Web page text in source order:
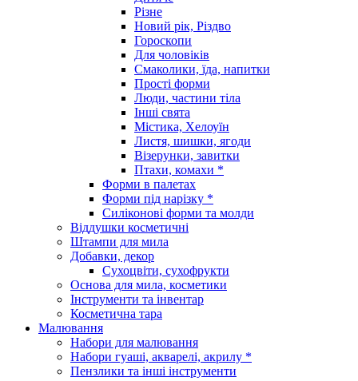
Різне
Новий рік, Різдво
Гороскопи
Для чоловіків
Смаколики, їда, напитки
Прості форми
Люди, частини тіла
Інші свята
Містика, Хелоуїн
Листя, шишки, ягоди
Візерунки, завитки
Птахи, комахи *
Форми в палетах
Форми під нарізку *
Силіконові форми та молди
Віддушки косметичні
Штампи для мила
Добавки, декор
Сухоцвіти, сухофрукти
Основа для мила, косметики
Інструменти та інвентар
Косметична тара
Малювання
Набори для малювання
Набори гуаші, акварелі, акрилу *
Пензлики та інші інструменти